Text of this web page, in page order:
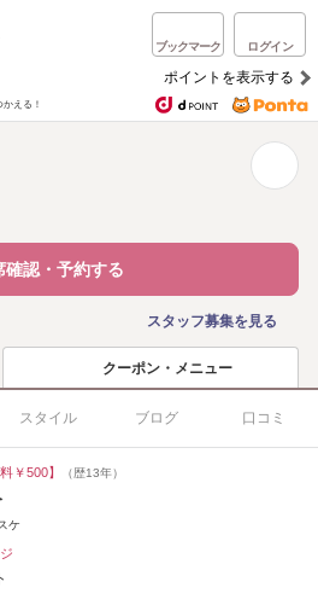
ブックマーク ログイン
ポイントを表示する
える！
確認・予約する
スタッフ募集を見る
クーポン・メニュー
スタイル ブログ 口コミ
￥500】 （歴13年）
ケ